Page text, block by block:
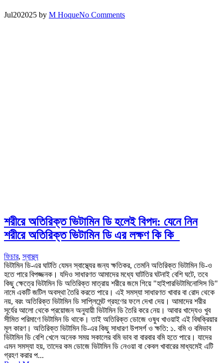
Jul202025 by M HoqueNo Comments
শরীরে অতিরিক্ত ভিটামিন ডি হলেই বিপদ: যেনে নিন
শরীরে অতিরিক্ত ভিটামিন ডি এর লক্ষণ কি কি
ফিচার,স্বাস্থ্য
ভিটামিন ডি-এর ঘাটতি যেমন স্বাস্থ্যের জন্য ক্ষতিকর, তেমনি অতিরিক্ত ভিটামিন ডি-ও
হতে পারে বিপজ্জনক। যদিও সাধারণত আমাদের মধ্যে ঘাটতির ঘটনাই বেশি ঘটে, তবে
কিছু ক্ষেত্রে ভিটামিন ডি অতিরিক্ত মাত্রায় শরীরে জমে গিয়ে "হাইপারভিটামিনোসিস ডি"
নামে একটি জটিল অবস্থা তৈরি করতে পারে। এই সমস্যা সাধারণত খাবার বা রোদ থেকে
নয়, বরং অতিরিক্ত ভিটামিন ডি সাপ্লিমেন্ট গ্রহণের ফলে দেখা দেয়। আমাদের শরীর
সূর্যের আলো থেকে প্রয়োজন অনুযায়ী ভিটামিন ডি তৈরি করে নেয়। আবার খাদ্যেও খুব
সীমিত পরিমাণে ভিটামিন ডি থাকে। তাই অতিরিক্ত ডোজে ওষুধ খাওয়াই এই বিষক্রিয়ার
মূল কারণ। অতিরিক্ত ভিটামিন ডি-এর কিছু সাধারণ উপসর্গ ও ক্ষতি: ১. বমি ও বমিভাব
ভিটামিন ডি বেশি খেলে অনেক সময় সকালের বমি ভাব বা বারবার বমি হতে পারে। যাদের
এমন সমস্যা হয়, তাদের কম ডোজে ভিটামিন ডি নেওয়া বা কেবল খাবারের মাধ্যমেই এটি
গ্রহণ করার প...